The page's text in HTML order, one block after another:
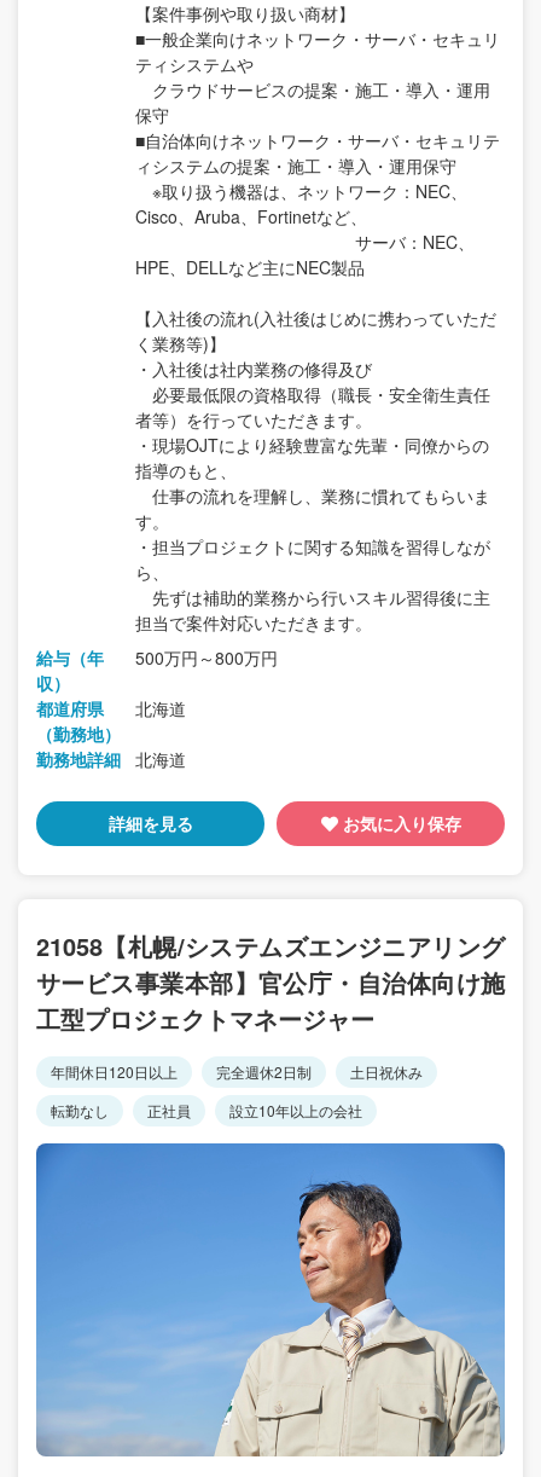
【案件事例や取り扱い商材】
■一般企業向けネットワーク・サーバ・セキュリ
ティシステムや
クラウドサービスの提案・施工・導入・運用
保守
■自治体向けネットワーク・サーバ・セキュリテ
ィシステムの提案・施工・導入・運用保守
※取り扱う機器は、ネットワーク：NEC、
Cisco、Aruba、Fortinetなど、
サーバ：NEC、
HPE、DELLなど主にNEC製品
【入社後の流れ(入社後はじめに携わっていただ
く業務等)】
・入社後は社内業務の修得及び
必要最低限の資格取得（職長・安全衛生責任
者等）を行っていただきます。
・現場OJTにより経験豊富な先輩・同僚からの
指導のもと、
仕事の流れを理解し、業務に慣れてもらいま
す。
・担当プロジェクトに関する知識を習得しなが
ら、
先ずは補助的業務から行いスキル習得後に主
担当で案件対応いただきます。
給与（年
収）
500万円～800万円
都道府県
（勤務地）
北海道
勤務地詳細 北海道
詳細を見る お気に入り保存
21058【札幌/システムズエンジニアリング
サービス事業本部】官公庁・自治体向け施
工型プロジェクトマネージャー
年間休日120日以上 完全週休2日制
土日祝休み
転勤なし
正社員 設立10年以上の会社